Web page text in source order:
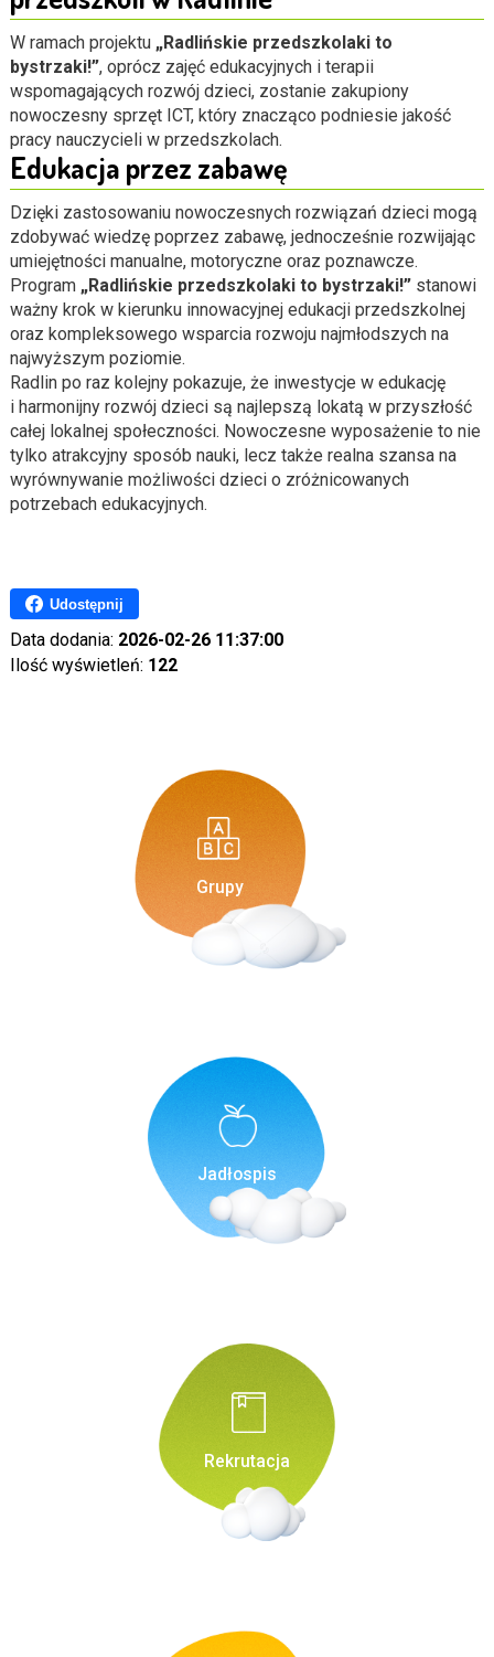
W ramach projektu „Radlińskie przedszkolaki to
bystrzaki!”, oprócz zajęć edukacyjnych i terapii
wspomagających rozwój dzieci, zostanie zakupiony
nowoczesny sprzęt ICT, który znacząco podniesie jakość
pracy nauczycieli w przedszkolach.
Edukacja przez zabawę
Dzięki zastosowaniu nowoczesnych rozwiązań dzieci mogą
zdobywać wiedzę poprzez zabawę, jednocześnie rozwijając
umiejętności manualne, motoryczne oraz poznawcze.
Program „Radlińskie przedszkolaki to bystrzaki!”stanowi
ważny krok w kierunku innowacyjnej edukacji przedszkolnej
oraz kompleksowego wsparcia rozwoju najmłodszych na
najwyższym poziomie.
Radlin po raz kolejny pokazuje, że inwestycje w edukację
i harmonijny rozwój dzieci są najlepszą lokatą w przyszłość
całej lokalnej społeczności. Nowoczesne wyposażenie to nie
tylko atrakcyjny sposób nauki, lecz także realna szansa na
wyrównywanie możliwości dzieci o zróżnicowanych
potrzebach edukacyjnych.
Udostępnij
Data dodania: 2026-02-26 11:37:00
Ilość wyświetleń: 122
Grupy
Jadłospis
Rekrutacja